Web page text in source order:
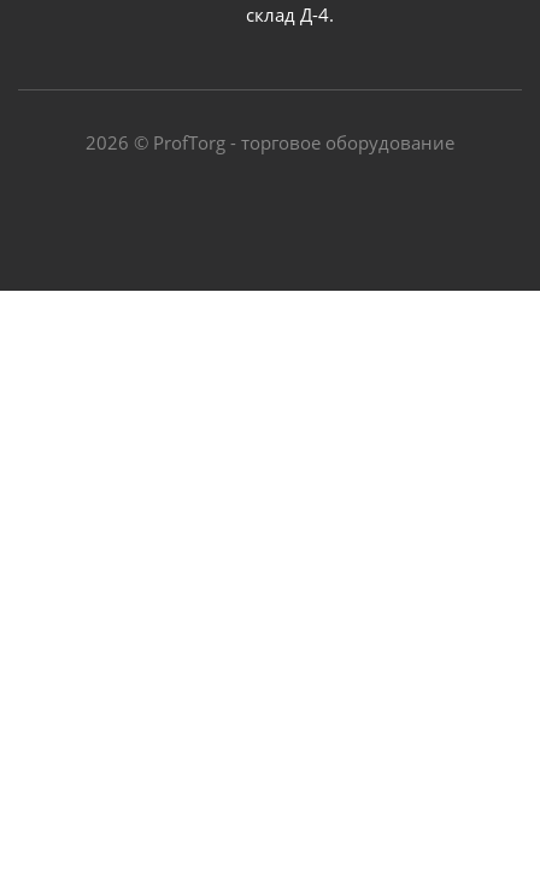
склад Д-4.
2026 © ProfTorg - торговое оборудование